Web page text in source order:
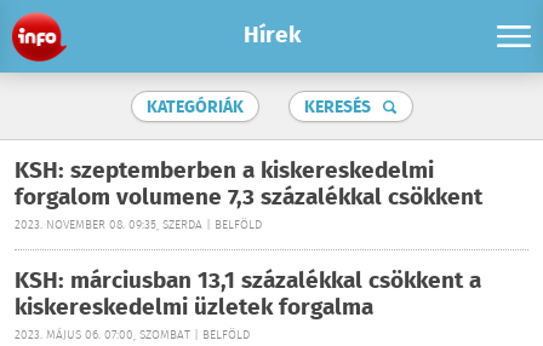
Hírek
KATEGÓRIÁK KERESÉS
KSH: szeptemberben a kiskereskedelmi
forgalom volumene 7,3 százalékkal csökkent
2023. NOVEMBER 08. 09:35, SZERDA | BELFÖLD
KSH: márciusban 13,1 százalékkal csökkent a
kiskereskedelmi üzletek forgalma
2023. MÁJUS 06. 07:00, SZOMBAT | BELFÖLD